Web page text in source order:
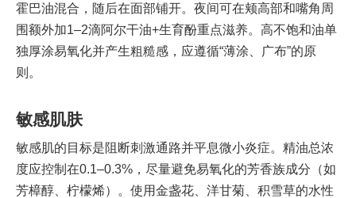
霍巴油混合，随后在面部铺开。夜间可在颊高部和嘴角周
围额外加1–2滴阿尔干油+生育酚重点滋养。高不饱和油单
独厚涂易氧化并产生粗糙感，应遵循“薄涂、广布”的原
则。
敏感肌肤
敏感肌的目标是阻断刺激通路并平息微小炎症。精油总浓
度应控制在0.1–0.3%，尽量避免易氧化的芳香族成分（如
芳樟醇、柠檬烯）。使用金盏花、洋甘菊、积雪草的水性